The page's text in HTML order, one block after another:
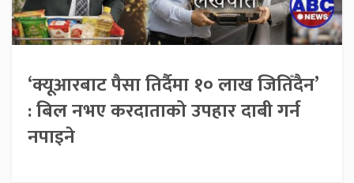
‘क्यूआरबाट पैसा तिर्दैमा १० लाख जितिँदैन’
: बिल नभए करदाताको उपहार दाबी गर्न
नपाइने